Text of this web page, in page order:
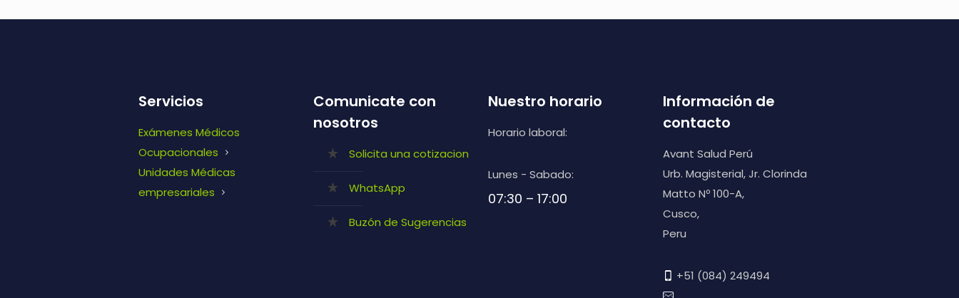
Servicios
Exámenes Médicos
Ocupacionales
Unidades Médicas
empresariales
Comunicate con
nosotros
Solicita una cotizacion
WhatsApp
Buzón de Sugerencias
Nuestro horario
Horario laboral:
Lunes - Sabado:
07:30 – 17:00
Información de
contacto
Avant Salud Perú
Urb. Magisterial, Jr. Clorinda
Matto Nº 100-A,
Cusco,
Peru
+51 (084) 249494